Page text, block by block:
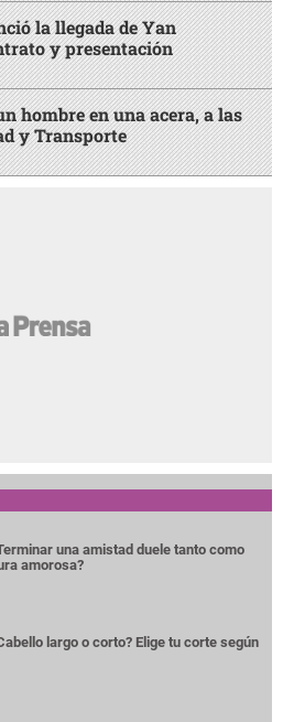
la llegada de Yan
y presentación
hombre en una acera, a las
y Transporte
una amistad duele tanto como
amorosa?
largo o corto? Elige tu corte según